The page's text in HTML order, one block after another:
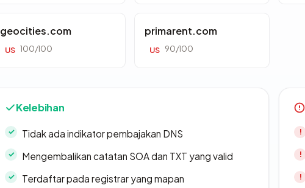
geocities.com
US 100/100
primarent.com
US 90/100
Kelebihan
Tidak ada indikator pembajakan DNS
Mengembalikan catatan SOA dan TXT yang valid
Terdaftar pada registrar yang mapan